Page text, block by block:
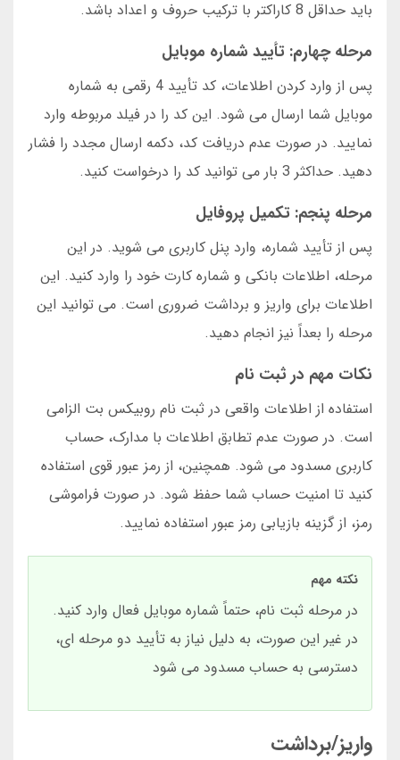
باید حداقل 8 کاراکتر با ترکیب حروف و اعداد باشد.
مرحله چهارم: تأیید شماره موبایل
پس از وارد کردن اطلاعات، کد تأیید 4 رقمی به شماره
موبایل شما ارسال می شود. این کد را در فیلد مربوطه وارد
نمایید. در صورت عدم دریافت کد، دکمه ارسال مجدد را فشار
دهید. حداکثر 3 بار می توانید کد را درخواست کنید.
مرحله پنجم: تکمیل پروفایل
پس از تأیید شماره، وارد پنل کاربری می شوید. در این
مرحله، اطلاعات بانکی و شماره کارت خود را وارد کنید. این
اطلاعات برای واریز و برداشت ضروری است. می توانید این
مرحله را بعداً نیز انجام دهید.
نکات مهم در ثبت نام
استفاده از اطلاعات واقعی در ثبت نام روبیکس بت الزامی
است. در صورت عدم تطابق اطلاعات با مدارک، حساب
کاربری مسدود می شود. همچنین، از رمز عبور قوی استفاده
کنید تا امنیت حساب شما حفظ شود. در صورت فراموشی
رمز، از گزینه بازیابی رمز عبور استفاده نمایید.
نکته مهم
در مرحله ثبت نام، حتماً شماره موبایل فعال وارد کنید.
در غیر این صورت، به دلیل نیاز به تأیید دو مرحله ای،
دسترسی به حساب مسدود می شود
واریز/برداشت